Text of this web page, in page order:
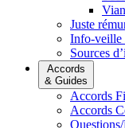
Juste
Info-veille
Sources
Accords
& Guides
Accords
Accords